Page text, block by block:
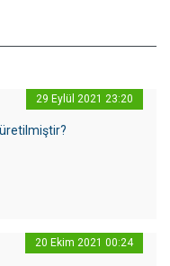
29 Eylül 2021 23:20
üretilmiştir?
20 Ekim 2021 00:24